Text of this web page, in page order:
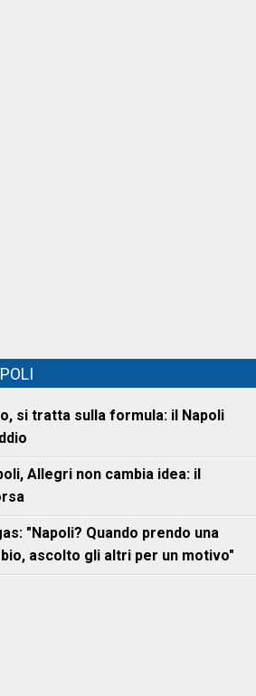
si tratta sulla formula: il Napoli
Allegri non cambia idea: il
"Napoli? Quando prendo una
ascolto gli altri per un motivo"